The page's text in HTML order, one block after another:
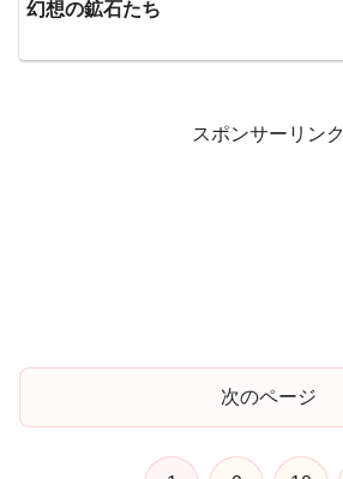
幻想の鉱石たち
スポンサーリンク
次のページ